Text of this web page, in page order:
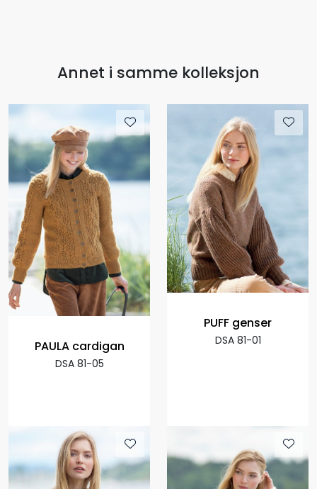
Annet i samme kolleksjon
PAULA cardigan
DSA 81-05
PUFF genser
DSA 81-01